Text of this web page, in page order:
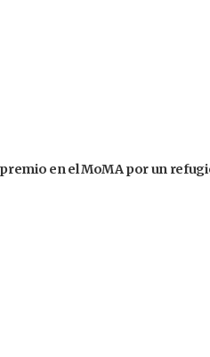
en el MoMA por un